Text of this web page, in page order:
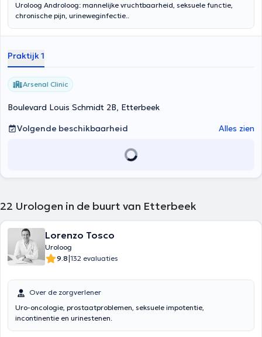
Uroloog Androloog: mannelijke vruchtbaarheid, seksuele functie,
chronische pijn, urineweginfectie..
Praktijk 1
Arsenal Clinic
Boulevard Louis Schmidt 2B, Etterbeek
Volgende beschikbaarheid
Alles zien
22 Urologen in de buurt van Etterbeek
Lorenzo Tosco
Uroloog
9.8|132 evaluaties
Over de zorgverlener
Uro-oncologie, prostaatproblemen, seksuele impotentie,
incontinentie en urinestenen.